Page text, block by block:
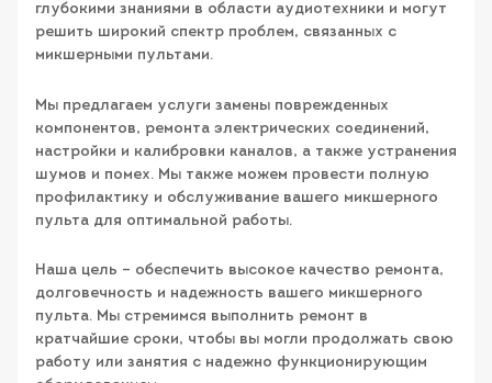
глубокими знаниями в области аудиотехники и могут
решить широкий спектр проблем, связанных с
микшерными пультами.
Мы предлагаем услуги замены поврежденных
компонентов, ремонта электрических соединений,
настройки и калибровки каналов, а также устранения
шумов и помех. Мы также можем провести полную
профилактику и обслуживание вашего микшерного
пульта для оптимальной работы.
Наша цель – обеспечить высокое качество ремонта,
долговечность и надежность вашего микшерного
пульта. Мы стремимся выполнить ремонт в
кратчайшие сроки, чтобы вы могли продолжать свою
работу или занятия с надежно функционирующим